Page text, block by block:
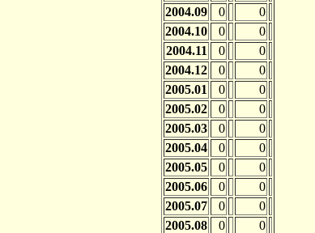
2004.09
0
0
2004.10
0
0
2004.11
0
0
2004.12
0
0
2005.01
0
0
2005.02
0
0
2005.03
0
0
2005.04
0
0
2005.05
0
0
2005.06
0
0
2005.07
0
0
2005.08
0
0